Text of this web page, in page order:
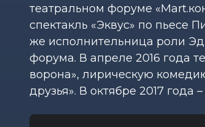
театральном форуме
спектакль «Эквус» по пьесе
же исполнительница роли
форума. В апреле 2016 года
ворона», лирическую
друзья». В октябре 2017